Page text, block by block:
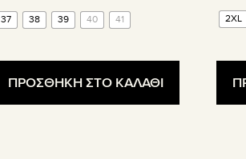
was:
τιμή
37 38 39 40 41
ΠΡΟΣΘΗΚΗ ΣΤΟ ΚΑΛΑΘΙ
2XL